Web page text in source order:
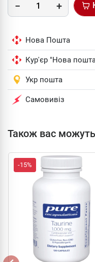
Нова Пошта
Кур'єр "Нова
Укр пошта
Самовивіз
Також вас можуть
-15%